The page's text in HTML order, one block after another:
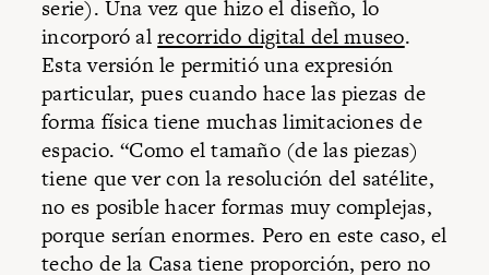
serie). Una vez que hizo el diseño, lo
incorporó alrecorrido digital del museo.
Esta versión le permitió una expresión
particular, pues cuando hace las piezas de
forma física tiene muchas limitaciones de
espacio. “Como el tamaño (de las piezas)
tiene que ver con la resolución del satélite,
no es posible hacer formas muy complejas,
porque serían enormes. Pero en este caso, el
techo de la Casa tiene proporción, pero no